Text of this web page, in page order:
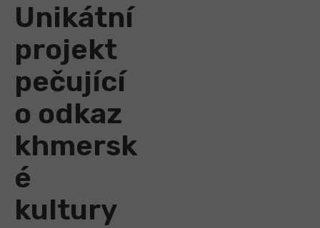
Unikátní
projekt
pečující
o odkaz
khmersk
é
kultury